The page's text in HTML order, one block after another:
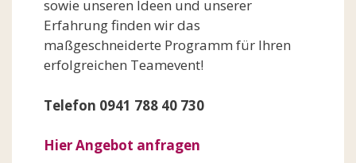
sowie unseren Ideen und unserer
Erfahrung finden wir das
maßgeschneiderte Programm für Ihren
erfolgreichen Teamevent!
Telefon 0941 788 40 730
Hier Angebot anfragen